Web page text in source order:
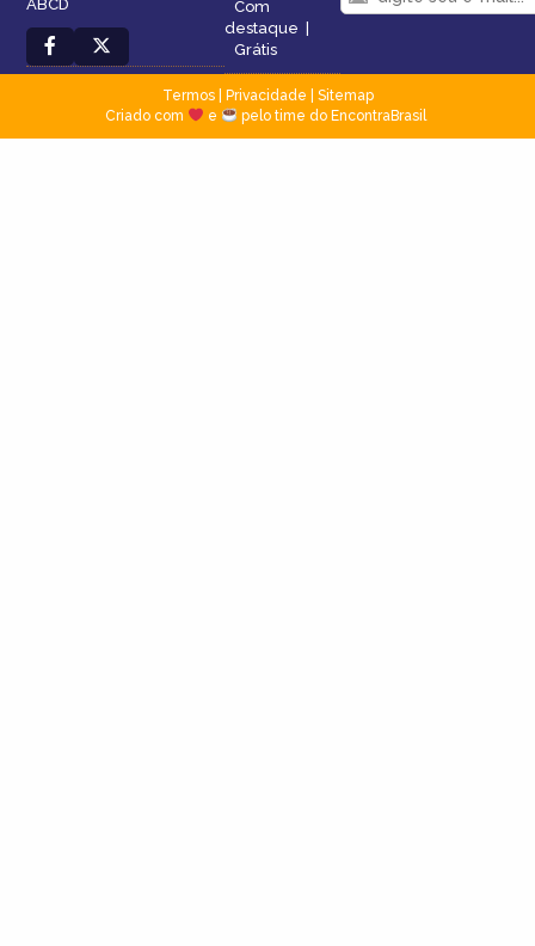
ABCD
Com
destaque
Grátis
Termos| Privacidade
Sitemap
Criado com
e pelo time do EncontraBrasil